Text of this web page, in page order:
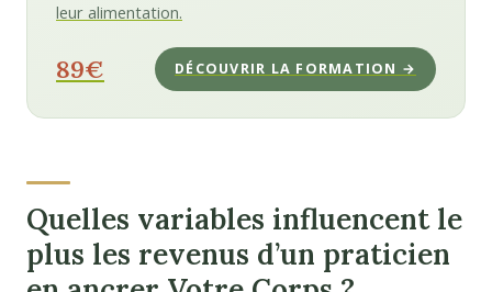
leur alimentation.
89€ DÉCOUVRIR LA FORMATION →
Quelles variables influencent le
plus les revenus d’un praticien